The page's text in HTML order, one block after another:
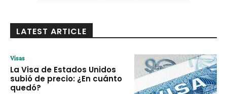
LATEST ARTICLE
Visas
La Visa de Estados Unidos
subió de precio: ¿En cuánto
quedó?